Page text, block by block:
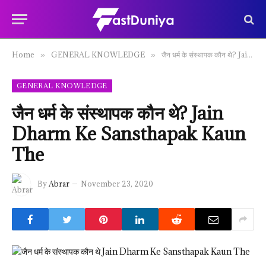
Home » GENERAL KNOWLEDGE » जैन धर्म के संस्थापक कौन थे? Jain Dharm Ke Sansthapak Kaun The
GENERAL KNOWLEDGE
जैन धर्म के संस्थापक कौन थे? Jain
Dharm Ke Sansthapak Kaun
The
ByAbrar November 23, 2020